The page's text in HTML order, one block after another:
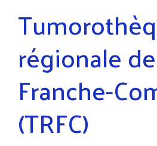
régionale de
Franche-
(TRFC)